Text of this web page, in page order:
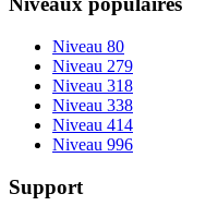
Niveau 80
Niveau 279
Niveau 318
Niveau 338
Niveau 414
Niveau 996
Support